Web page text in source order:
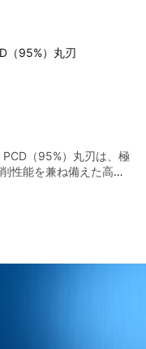
焼成用容器 金属・化合
日本語で るつぼ と読
成分 ZrO₂ + Y₂O₃（3
密度 約 5.8～6.1
伝導率 低い（断熱性
■ 主な特性 ① 高温安
良好 ② 化学的安定性
気でも安定 ③ 低熱伝
率向上 ④ 構造安定性
化が小さい ■ ボート型
焼成 試料トレイ用途
要 長時間使用で微細亀
（95%）丸刃
（95%）丸刃は、極
性能を兼ね備えた高性
ンド（PCD）は、微細
能を有しており、非鉄
高精度加工用途に広く
断・スリット加工・フ